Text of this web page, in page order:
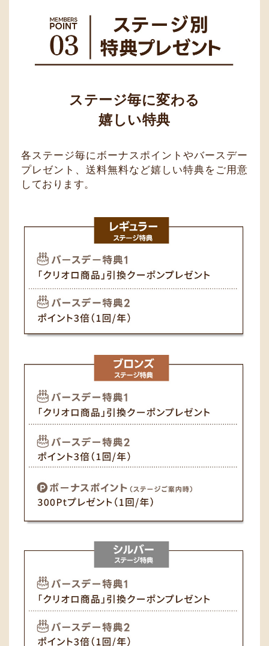
ステージ毎に変わる
嬉しい特典
各ステージ毎にボーナスポイントやバースデー
プレゼント、送料無料など嬉しい特典をご用意
しております。